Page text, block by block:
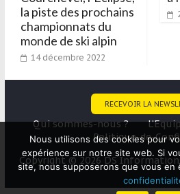
la piste des prochains
championnats du
monde de ski alpin
14 décembre 2022
RECEVOIR LA
Qui sommes-nous ?
Politique-de-
Copyright © 2026 DS
Nous utilisons des cookies pour
expérience sur notre site web. Si
site, nous supposerons que vous en